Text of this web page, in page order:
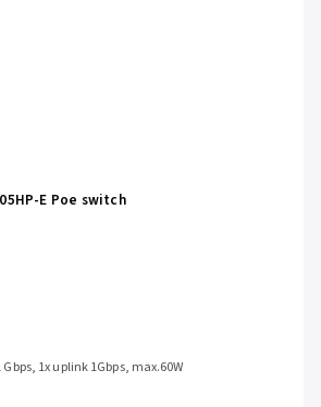
3E0505HP-E Poe switch
Gbps, 1x uplink 1Gbps, max.60W